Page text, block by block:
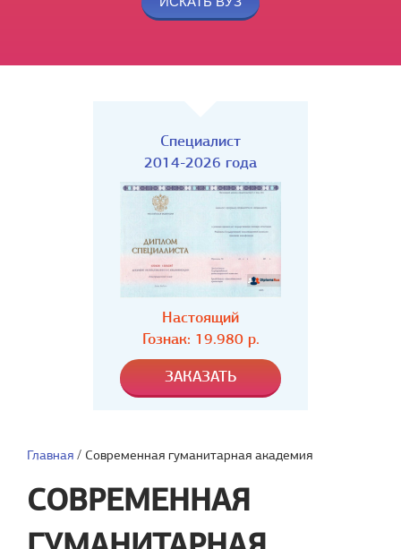
Специалист
2014-2026 года
Настоящий
Гознак: 19.980 р.
Главная / Современная гуманитарная академия
СОВРЕМЕННАЯ